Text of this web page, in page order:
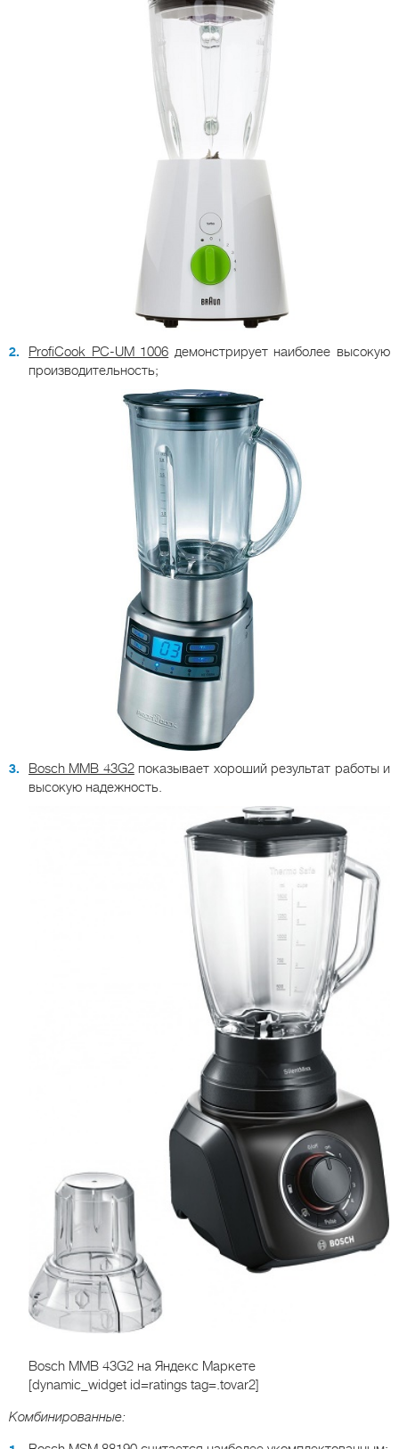
ProfiCook PC-UM 1006 демонстрирует наиболее высокую
производительность;
Bosch MMB 43G2показывает хороший результат работы и
высокую надежность.
Bosch MMB 43G2 на Яндекс Маркете
[dynamic_widget id=ratings tag=.tovar2]
Комбинированные: